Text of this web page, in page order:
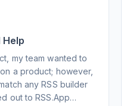
my team wanted to
a product; however,
any RSS builder
out to RSS.App